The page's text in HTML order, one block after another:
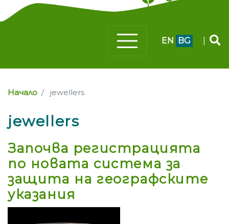
EN BG
Начало jewellers
jewellers
Започва регистрацията
по новата система за
защита на географските
указания